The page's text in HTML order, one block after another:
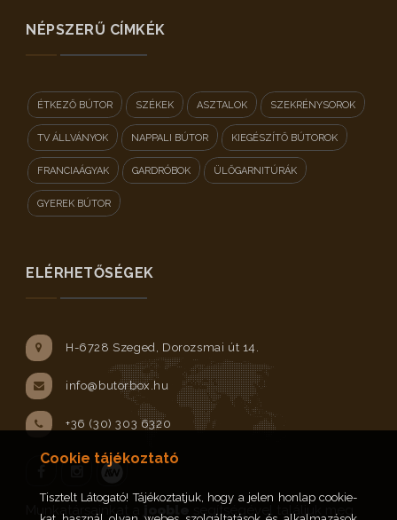
NÉPSZERŰ CÍMKÉK
ÉTKEZŐ BÚTOR SZÉKEK ASZTALOK SZEKRÉNYSOROK
TV ÁLLVÁNYOK NAPPALI BÚTOR KIEGÉSZÍTŐ BÚTOROK
FRANCIAÁGYAK GARDRÓBOK ÜLŐGARNITÚRÁK
GYEREK BÚTOR
ELÉRHETŐSÉGEK
H-6728 Szeged, Dorozsmai út 14.
info@butorbox.hu
+36 (30) 303 6320
FacebookInstagram
Munkatársainkat a jooble segítségével találjuk meg.
Cookie tájékoztató
Tisztelt Látogató! Tájékoztatjuk, hogy a jelen honlap cookie-